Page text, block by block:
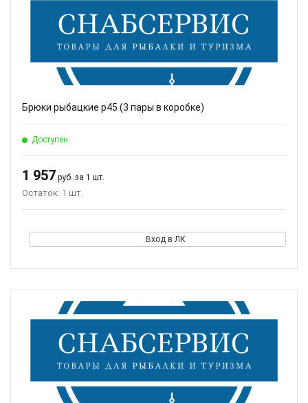
Брюки рыбацкие р45 (3 пары в коробке)
Доступен
1 957 руб. за 1 шт.
Остаток: 1 шт.
Вход в ЛК